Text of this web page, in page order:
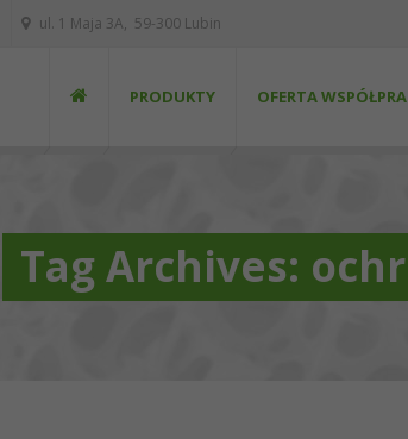
ul. 1 Maja 3A, 59-300 Lubin
PRODUKTY OFERTA
Tag Archives: